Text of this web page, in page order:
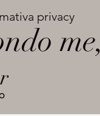
preferite dai
viene
privacy